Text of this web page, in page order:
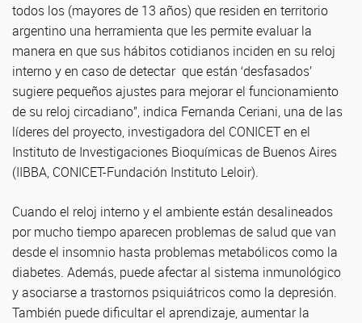
todos los (mayores de 13 años) que residen en territorio
argentino una herramienta que les permite evaluar la
manera en que sus hábitos cotidianos inciden en su reloj
interno y en caso de detectar que están ‘desfasados’
sugiere pequeños ajustes para mejorar el funcionamiento
de su reloj circadiano”, indica Fernanda Ceriani, una de las
líderes del proyecto, investigadora del CONICET en el
Instituto de Investigaciones Bioquímicas de Buenos Aires
(IIBBA, CONICET-Fundación Instituto Leloir).
Cuando el reloj interno y el ambiente están desalineados
por mucho tiempo aparecen problemas de salud que van
desde el insomnio hasta problemas metabólicos como la
diabetes. Además, puede afectar al sistema inmunológico
y asociarse a trastornos psiquiátricos como la depresión.
También puede dificultar el aprendizaje, aumentar la